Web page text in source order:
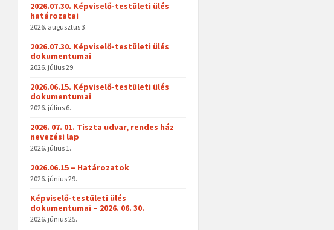
2026.07.30. Képviselő-testületi ülés
határozatai
2026. augusztus 3.
2026.07.30. Képviselő-testületi ülés
dokumentumai
2026. július 29.
2026.06.15. Képviselő-testületi ülés
dokumentumai
2026. július 6.
2026. 07. 01. Tiszta udvar, rendes ház
nevezési lap
2026. július 1.
2026.06.15 – Határozatok
2026. június 29.
Képviselő-testületi ülés
dokumentumai – 2026. 06. 30.
2026. június 25.